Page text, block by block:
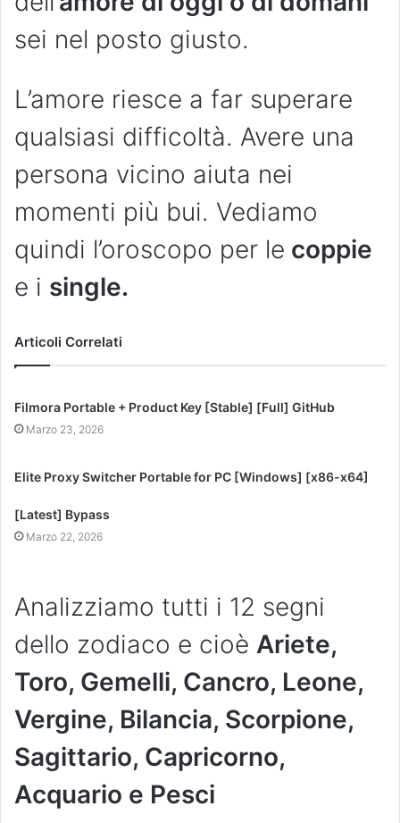
sei nel posto giusto.
L’amore riesce a far superare
qualsiasi difficoltà. Avere una
persona vicino aiuta nei
momenti più bui. Vediamo
quindi l’oroscopo per le coppie
e i single.
Articoli Correlati
Filmora Portable + Product Key [Stable] [Full] GitHub
Marzo 23, 2026
Elite Proxy Switcher Portable for PC [Windows] [x86-x64]
[Latest] Bypass
Marzo 22, 2026
Analizziamo tutti i 12 segni
dello zodiaco e cioè Ariete,
Toro, Gemelli, Cancro, Leone,
Vergine, Bilancia, Scorpione,
Sagittario, Capricorno,
Acquario e Pesci